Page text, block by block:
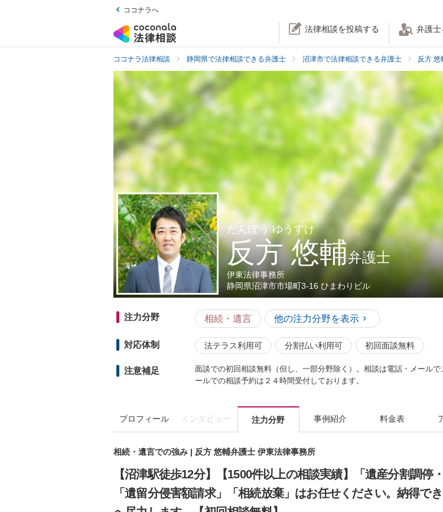
ココナラへ
法律相談を投稿する 弁護士
ココナラ法律相談 静岡県で法律相談できる弁護士 沼津市で法律相談できる弁護士 反方 悠
たんぽう ゆうすけ
反方 悠輔弁護士
伊東法律事務所
静岡県沼津市市場町3-16 ひまわりビル
注力分野 相続・遺言 他の注力分野を表示
対応体制 法テラス利用可 分割払い利用可 初回面談無料
注意補足
面談での初回相談無料（但し、一部分野除く）。相談は電話・メール
ールでの相談予約は２４時間受付しております。
プロフィール インタビュー 注力分野 事例紹介 料金表
相続・遺言での強み | 反方 悠輔弁護士 伊東法律事務所
【沼津駅徒歩12分】【1500件以上の相談実績】「遺産分割調停・
「遺留分侵害額請求」「相続放棄」はお任せください。納得で